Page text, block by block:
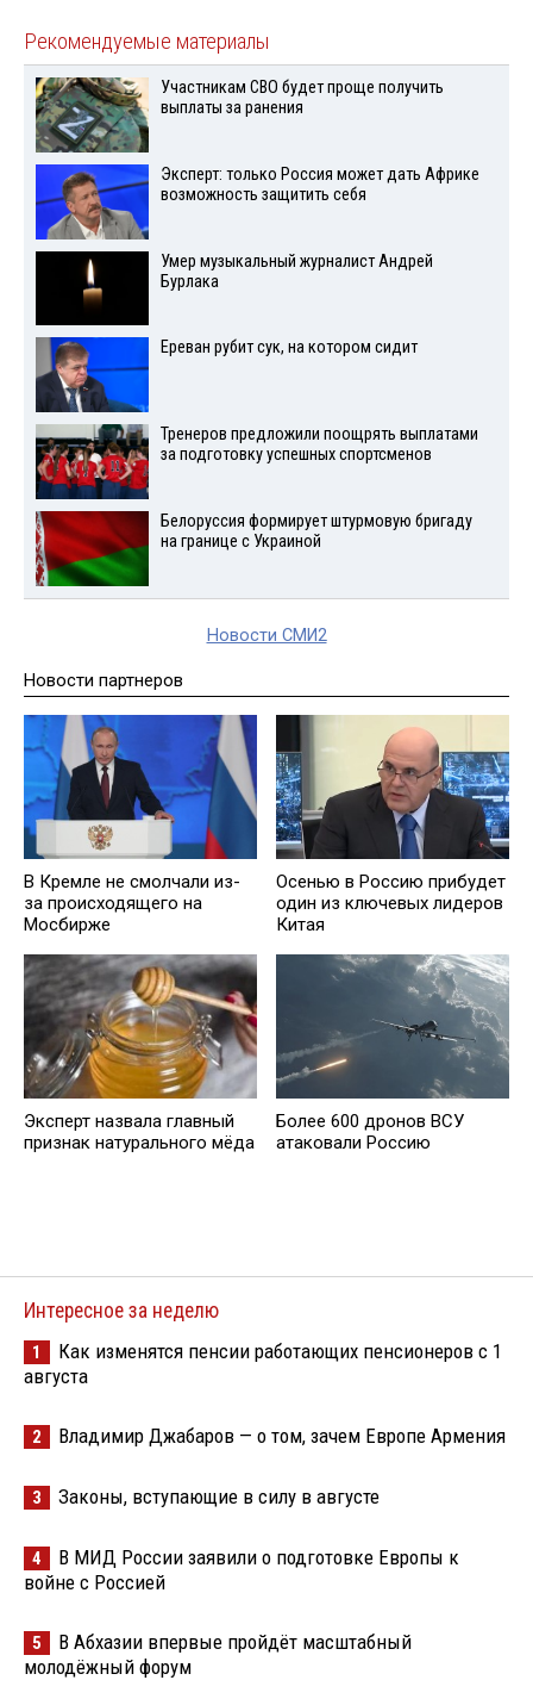
Рекомендуемые материалы
Участникам СВО будет проще получить
выплаты за ранения
Эксперт: только Россия может дать Африке
возможность защитить себя
Умер музыкальный журналист Андрей
Бурлака
Ереван рубит сук, на котором сидит
Тренеров предложили поощрять выплатами
за подготовку успешных спортсменов
Белоруссия формирует штурмовую бригаду
на границе с Украиной
Новости СМИ2
Новости партнеров
В Кремле не смолчали из-
за происходящего на
Мосбирже
Осенью в Россию прибудет
один из ключевых лидеров
Китая
Эксперт назвала главный
признак натурального мёда
Более 600 дронов ВСУ
атаковали Россию
Интересное за неделю
1
Как изменятся пенсии работающих пенсионеров с 1
августа
2 Владимир Джабаров — о том, зачем Европе Армения
3 Законы, вступающие в силу в августе
4
В МИД России заявили о подготовке Европы к
войне с Россией
5
В Абхазии впервые пройдёт масштабный
молодёжный форум